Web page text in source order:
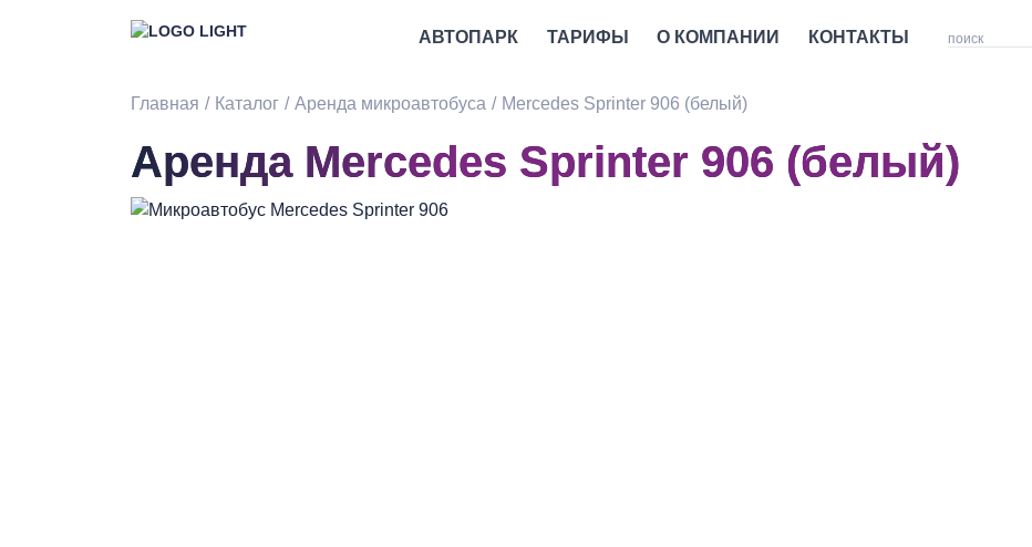
АВТОПАРК ТАРИФЫ О КОМПАНИИ КОНТАКТЫ
Главная Каталог Аренда микроавтобуса Mercedes Sprinter 906 (белый)
Аренда Mercedes Sprinter 906 (белый)